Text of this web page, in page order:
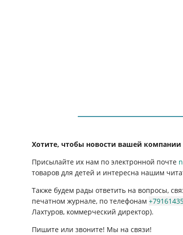
Хотите, чтобы новости вашей
Присылайте их нам по электронной почте
товаров для детей и интересна нашим
Также будем рады ответить на вопросы,
печатном журнале, по телефонам
Лахтуров, коммерческий директор).
Пишите или звоните! Мы на связи!